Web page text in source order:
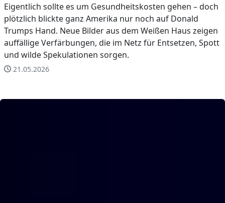
Eigentlich sollte es um Gesundheitskosten gehen – doch
plötzlich blickte ganz Amerika nur noch auf Donald
Trumps Hand. Neue Bilder aus dem Weißen Haus zeigen
auffällige Verfärbungen, die im Netz für Entsetzen, Spott
und wilde Spekulationen sorgen.
21.05.2026